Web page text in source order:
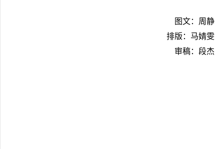
图文： 周静
排版： 马婧雯
审稿：段杰